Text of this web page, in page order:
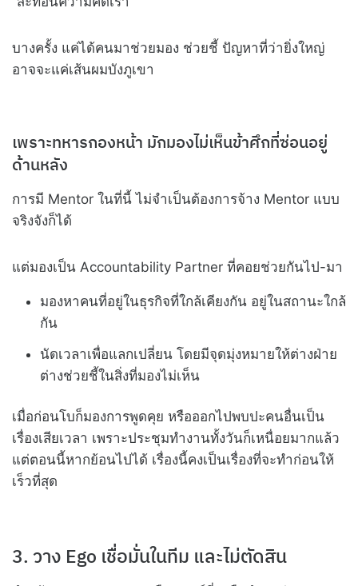
บางครั้ง แค่ได้คนมาช่วยมอง ช่วยชี้ ปัญหาที่ว่ายิ่งใหญ่
อาจจะแค่เส้นผมบังภูเขา
เพราะทหารกองหน้า มักมองไม่เห็นข้าศึกที่ซ่อนอยู่
ด้านหลัง
การมี Mentor ในที่นี้ ไม่จำเป็นต้องการจ้าง Mentor แบบ
จริงจังก็ได้
แต่มองเป็น Accountability Partner ที่คอยช่วยกันไป-มา
มองหาคนที่อยู่ในธุรกิจที่ใกล้เคียงกัน อยู่ในสถานะใกล้
กัน
นัดเวลาเพื่อแลกเปลี่ยน โดยมีจุดมุ่งหมายให้ต่างฝ่าย
ต่างช่วยชี้ในสิ่งที่มองไม่เห็น
เมื่อก่อนโบก็มองการพูดคุย หรือออกไปพบปะคนอื่นเป็น
เรื่องเสียเวลา เพราะประชุมทำงานทั้งวันก็เหนื่อยมากแล้ว
แต่ตอนนี้หากย้อนไปได้ เรื่องนี้คงเป็นเรื่องที่จะทำก่อนให้
เร็วที่สุด
3. วาง Ego เชื่อมั่นในทีม และไม่ตัดสิน